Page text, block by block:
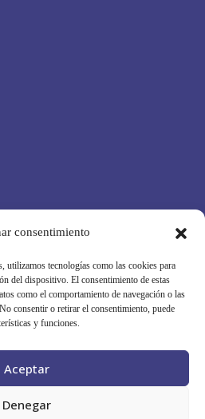
consentimiento
utilizamos tecnologías como las cookies para
del dispositivo. El consentimiento de estas
como el comportamiento de navegación o las
consentir o retirar el consentimiento, puede
y funciones.
Aceptar
Denegar